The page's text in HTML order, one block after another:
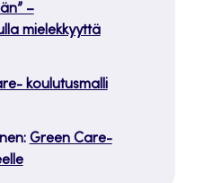
–
mielekkyyttä
koulutusmalli
: Green Care-